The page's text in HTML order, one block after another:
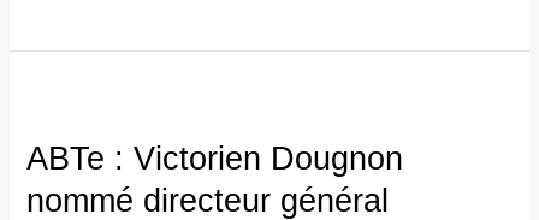
ABTe : Victorien Dougnon
nommé directeur général
Victorien
Dougnon